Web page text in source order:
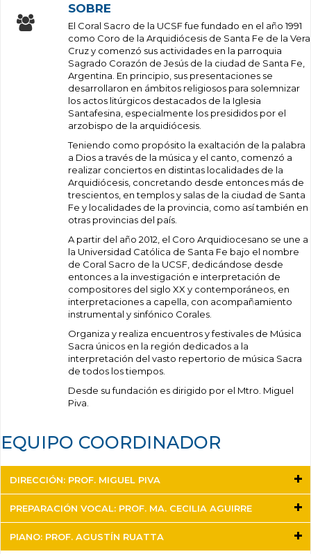
SOBRE
El Coral Sacro de la UCSF fue fundado en el año 1991
como Coro de la Arquidiócesis de Santa Fe de la Vera
Cruz y comenzó sus actividades en la parroquia
Sagrado Corazón de Jesús de la ciudad de Santa Fe,
Argentina. En principio, sus presentaciones se
desarrollaron en ámbitos religiosos para solemnizar
los actos litúrgicos destacados de la Iglesia
Santafesina, especialmente los presididos por el
arzobispo de la arquidiócesis.
Teniendo como propósito la exaltación de la palabra
a Dios a través de la música y el canto, comenzó a
realizar conciertos en distintas localidades de la
Arquidiócesis, concretando desde entonces más de
trescientos, en templos y salas de la ciudad de Santa
Fe y localidades de la provincia, como así también en
otras provincias del país.
A partir del año 2012, el Coro Arquidiocesano se une a
la Universidad Católica de Santa Fe bajo el nombre
de Coral Sacro de la UCSF, dedicándose desde
entonces a la investigación e interpretación de
compositores del siglo XX y contemporáneos, en
interpretaciones a capella, con acompañamiento
instrumental y sinfónico Corales.
Organiza y realiza encuentros y festivales de Música
Sacra únicos en la región dedicados a la
interpretación del vasto repertorio de música Sacra
de todos los tiempos.
Desde su fundación es dirigido por el Mtro. Miguel
Piva.
EQUIPO COORDINADOR
DIRECCIÓN: PROF. MIGUEL PIVA
PREPARACIÓN VOCAL: PROF. MA. CECILIA AGUIRRE
PIANO: PROF. AGUSTÍN RUATTA